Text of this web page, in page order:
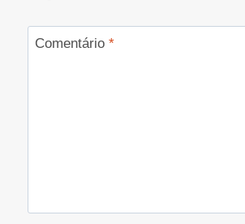
Comentário *